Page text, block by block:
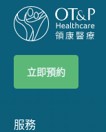
立即預約
服務